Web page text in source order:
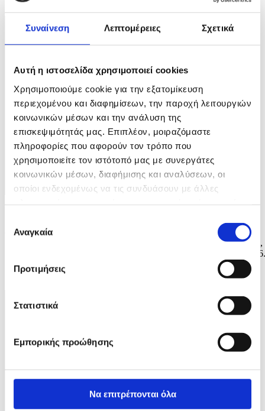
Συναίνεση Λεπτομέρειες Σχετικά
Αυτή η ιστοσελίδα χρησιμοποιεί cookies
Χρησιμοποιούμε cookie για την εξατομίκευση
περιεχομένου και διαφημίσεων, την παροχή λειτουργιών
κοινωνικών μέσων και την ανάλυση της
επισκεψιμότητάς μας. Επιπλέον, μοιραζόμαστε
πληροφορίες που αφορούν τον τρόπο που
χρησιμοποιείτε τον ιστότοπό μας με συνεργάτες
κοινωνικών μέσων, διαφήμισης και αναλύσεων, οι
οποίοι ενδεχομένως να τις συνδυάσουν με άλλες
των υπηρεσιών τους.
συγκατάθεσης
Αναγκαία
Προτιμήσεις
Στατιστικά
Εμπορικής προώθησης
Να επιτρέπονται όλα
2 / 5
epaselect epa12980670 Rami Malek attends the photocall for 'The
Man I Love' during the 79th annual Cannes Film Festival, in Cannes,
France, 21 May 2026. The film festival runs from 12 to 23 May 2026.
EPA/TERESA SUAREZ